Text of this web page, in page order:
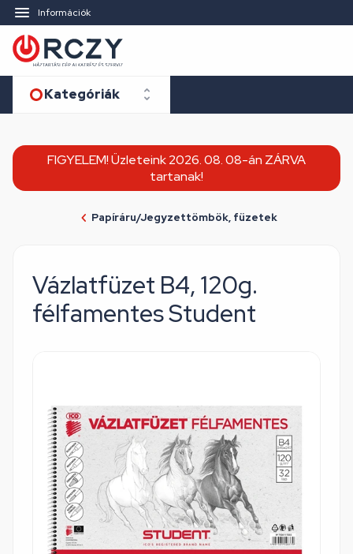
Információk
Kategóriák
FIGYELEM! Üzleteink 2026. 08. 08-án ZÁRVA
tartanak!
Papíráru/Jegyzettömbök, füzetek
Vázlatfüzet B4, 120g.
félfamentes Student